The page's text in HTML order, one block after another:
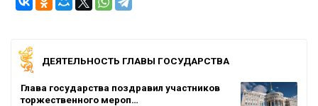
ДЕЯТЕЛЬНОСТЬ ГЛАВЫ ГОСУДАРСТВА
Глава государства поздравил участников
торжественного мероп…